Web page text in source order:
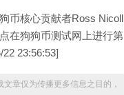
币核心贡献者Ross Nicoll
在狗狗币测试网上进行第
23:56:53]
章仅为传播更多信息之目的，